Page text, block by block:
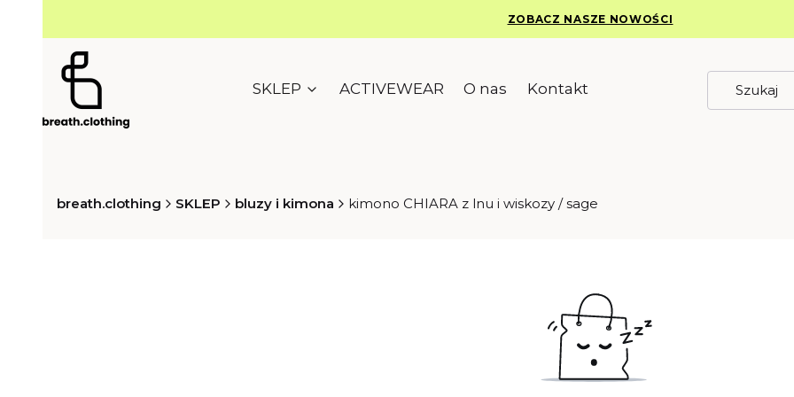
ZOBACZ NASZE NOWOŚCI
SKLEP ACTIVEWEAR O nas Kontakt
breath.clothing SKLEP bluzy i kimona kimono CHIARA z lnu i wiskozy / sage